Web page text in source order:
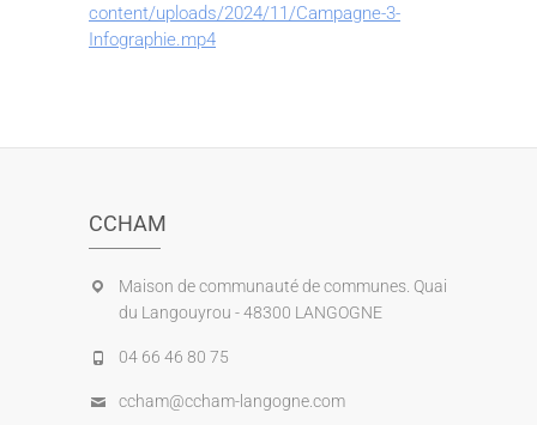
content/uploads/2024/11/Campagne-3-
Infographie.mp4
CCHAM
Maison de communauté de communes. Quai
du Langouyrou - 48300 LANGOGNE
04 66 46 80 75
ccham@ccham-langogne.com